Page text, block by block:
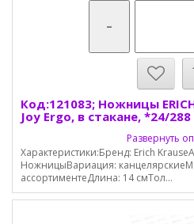
-
Код:121083; Ножницы
Joy Ergo, в стакане, *24/288
Развернуть
Характеристики:Бренд: Erich
НожницыВариация:
ассортиментеДлина: 14 смТол...